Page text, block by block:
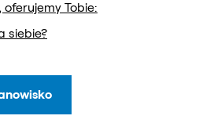
oferujemy Tobie:
siebie?